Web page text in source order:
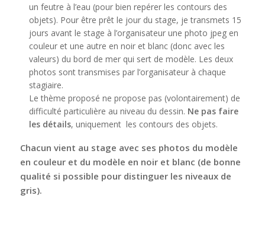
un feutre à l’eau (pour bien repérer les contours des
objets). Pour être prêt le jour du stage, je transmets 15
jours avant le stage à l’organisateur une photo jpeg en
couleur et une autre en noir et blanc (donc avec les
valeurs) du bord de mer qui sert de modèle. Les deux
photos sont transmises par l’organisateur à chaque
stagiaire.
Le thème proposé ne propose pas (volontairement) de
difficulté particulière au niveau du dessin. Ne pas faire
les détails, uniquement les contours des objets.
Chacun vient au stage avec ses photos du modèle
en couleur et du modèle en noir et blanc (de bonne
qualité si possible pour distinguer les niveaux de
gris).